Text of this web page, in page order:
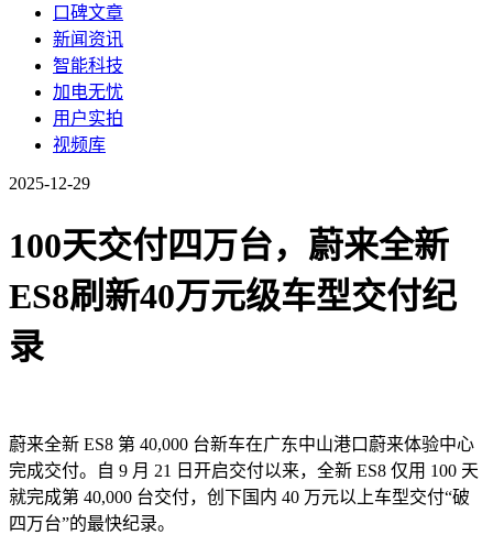
口碑文章
新闻资讯
智能科技
加电无忧
用户实拍
视频库
2025-12-29
100天交付四万台，蔚来全新
ES8刷新40万元级车型交付纪
录
蔚来全新 ES8 第 40,000 台新车在广东中山港口蔚来体验中心
完成交付。自 9 月 21 日开启交付以来，全新 ES8 仅用 100 天
就完成第 40,000 台交付，创下国内 40 万元以上车型交付“破
四万台”的最快纪录。